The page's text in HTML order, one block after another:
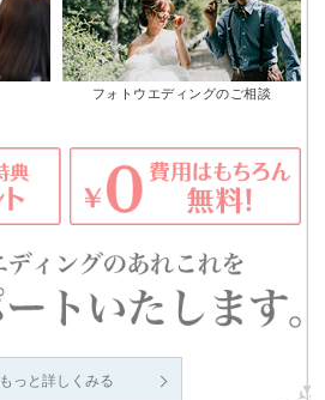
フォトウエディングのご相談
もっと詳しくみる